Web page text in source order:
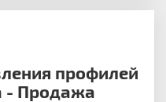
профилей
- Продажа